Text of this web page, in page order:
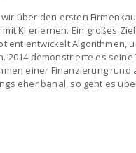
über den ersten
KI erlernen. Ein großes
entwickelt Algorithmen,
2014 demonstrierte es
einer Finanzierung
eher banal, so geht es